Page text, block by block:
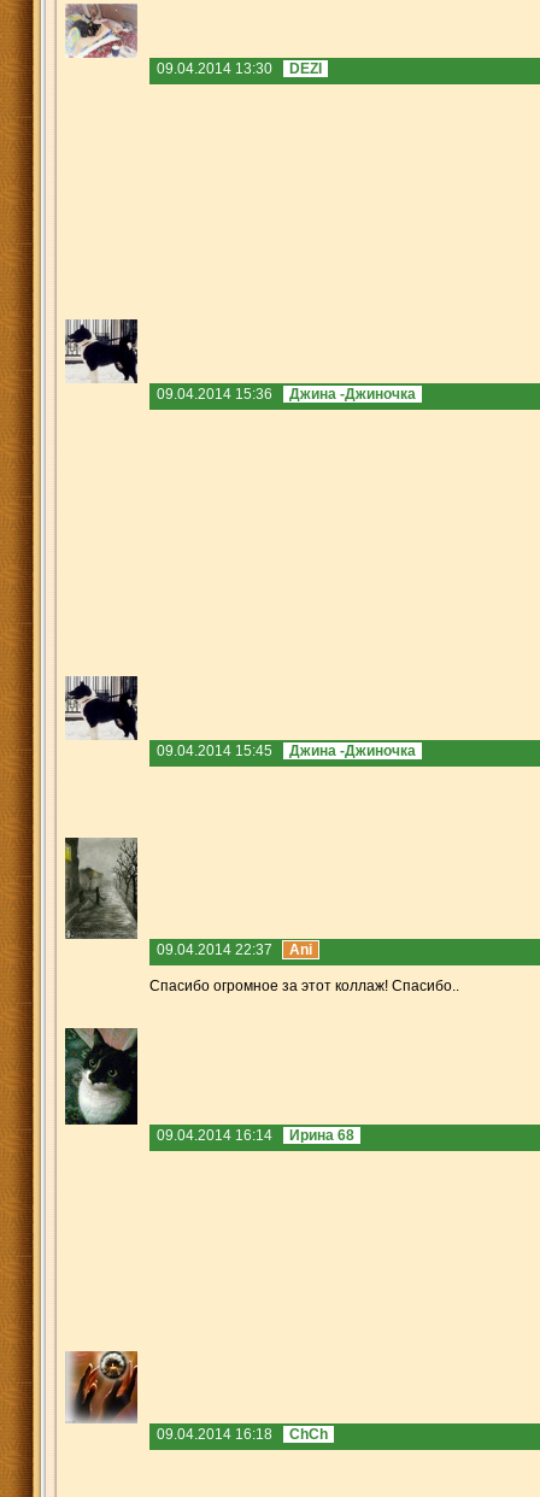
09.04.2014 13:30 DEZI
09.04.2014 15:36 Джина -Джиночка
09.04.2014 15:45 Джина -Джиночка
09.04.2014 22:37 Ani
Спасибо огромное за этот коллаж! Спасибо..
09.04.2014 16:14 Ирина 68
09.04.2014 16:18 ChCh